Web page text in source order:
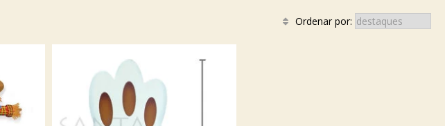
Ordenar por: